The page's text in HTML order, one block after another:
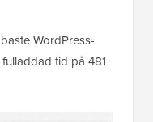
WordPress-
tid på 481